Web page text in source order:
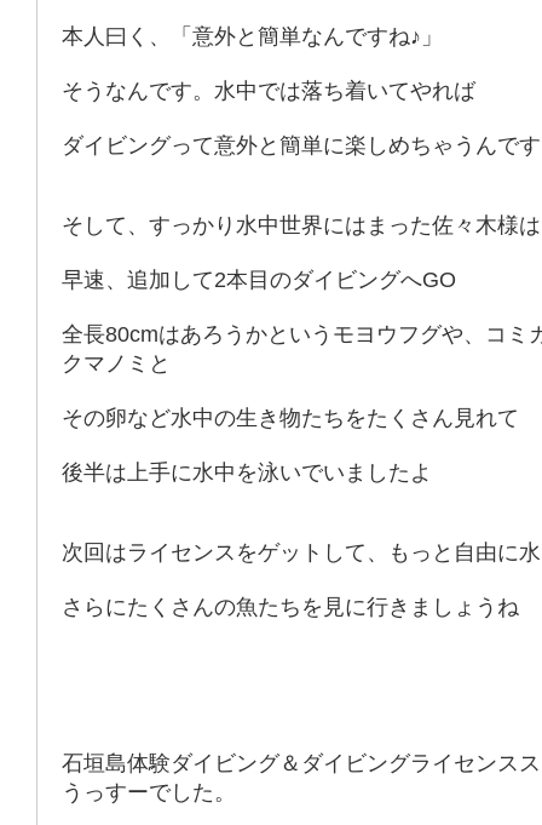
本人曰く、「意外と簡単なんですね♪」
そうなんです。水中では落ち着いてやれば
ダイビングって意外と簡単に楽しめちゃうんです
そして、すっかり水中世界にはまった佐々木様は
早速、追加して2本目のダイビングへGO
全長80cmはあろうかというモヨウフグや、コミ
クマノミと
その卵など水中の生き物たちをたくさん見れて
後半は上手に水中を泳いでいましたよ
次回はライセンスをゲットして、もっと自由に
さらにたくさんの魚たちを見に行きましょうね
石垣島体験ダイビング＆ダイビングライセンス
うっすーでした。